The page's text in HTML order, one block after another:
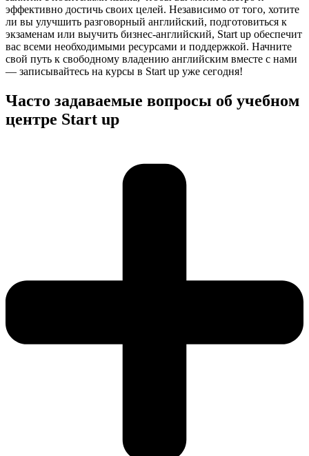
эффективно достичь своих целей. Независимо от того, хотите
ли вы улучшить разговорный английский, подготовиться к
экзаменам или выучить бизнес-английский, Start up обеспечит
вас всеми необходимыми ресурсами и поддержкой. Начните
свой путь к свободному владению английским вместе с нами
— записывайтесь на курсы в Start up уже сегодня!
Часто задаваемые вопросы об учебном
центре Start up